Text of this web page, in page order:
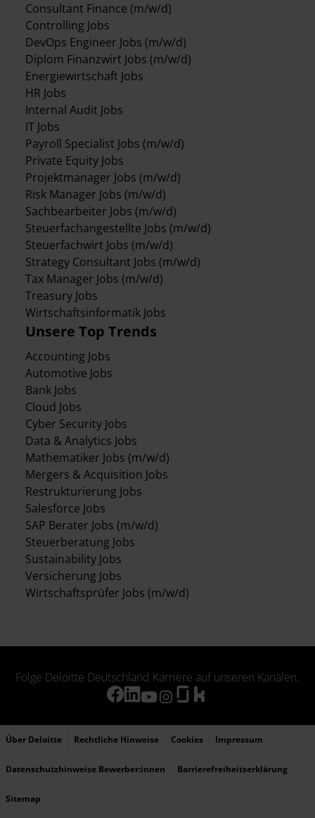
Unsere Top Trends
Accounting Jobs
Automotive Jobs
Bank Jobs
Cloud Jobs
Cyber Security Jobs
Data & Analytics Jobs
Mathematiker Jobs (m/w/d)
Mergers & Acquisition Jobs
Restrukturierung Jobs
Salesforce Jobs
SAP Berater Jobs (m/w/d)
Steuerberatung Jobs
Sustainability Jobs
Versicherung Jobs
Wirtschaftsprüfer Jobs (m/w/d)
Consultant Finance (m/w/d)
Controlling Jobs
DevOps Engineer Jobs (m/w/d)
Diplom Finanzwirt Jobs (m/w/d)
Energiewirtschaft Jobs
HR Jobs
Internal Audit Jobs
IT Jobs
Payroll Specialist Jobs (m/w/d)
Private Equity Jobs
Projektmanager Jobs (m/w/d)
Risk Manager Jobs (m/w/d)
Sachbearbeiter Jobs (m/w/d)
Steuerfachangestellte Jobs (m/w/d)
Steuerfachwirt Jobs (m/w/d)
Strategy Consultant Jobs (m/w/d)
Tax Manager Jobs (m/w/d)
Treasury Jobs
Wirtschaftsinformatik Jobs
Folge Deloitte Deutschland Karriere auf unseren Kanälen.
Über Deloitte Rechtliche Hinweise Cookies Impressum
Datenschutzhinweise Bewerber:innen Barrierefreiheitserklärung
Sitemap